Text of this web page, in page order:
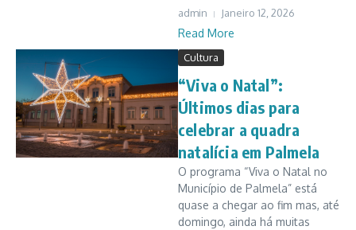
admin Janeiro 12, 2026
Read More
Cultura
“Viva o Natal”:
Últimos dias para
celebrar a quadra
natalícia em Palmela
O programa “Viva o Natal no
Município de Palmela” está
quase a chegar ao fim mas, até
domingo, ainda há muitas